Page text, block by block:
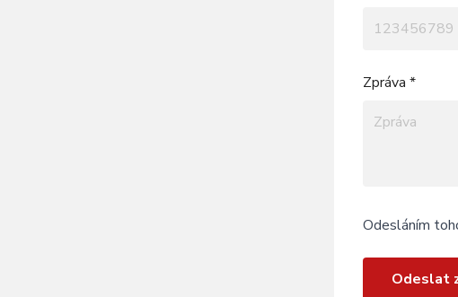
Zpráva *
Odesláním
Odeslat